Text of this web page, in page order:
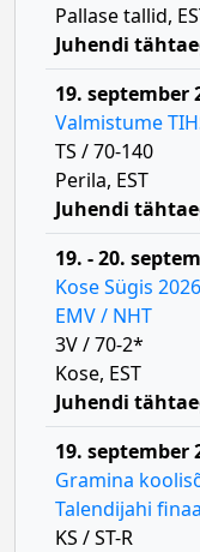
Pallase tallid,
Juhendi
19. september
Valmistume
TS / 70-140
Perila, EST
Juhendi
19. - 20.
Kose Sügis
EMV / NHT
3V / 70-2*
Kose, EST
Juhendi
19. september
Gramina
Talendijahi
KS / ST-R